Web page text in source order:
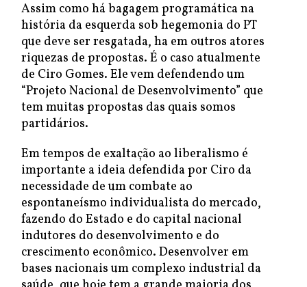
Assim como há bagagem programática na
história da esquerda sob hegemonia do PT
que deve ser resgatada, ha em outros atores
riquezas de propostas. É o caso atualmente
de Ciro Gomes. Ele vem defendendo um
“Projeto Nacional de Desenvolvimento” que
tem muitas propostas das quais somos
partidários.
Em tempos de exaltação ao liberalismo é
importante a ideia defendida por Ciro da
necessidade de um combate ao
espontaneísmo individualista do mercado,
fazendo do Estado e do capital nacional
indutores do desenvolvimento e do
crescimento econômico. Desenvolver em
bases nacionais um complexo industrial da